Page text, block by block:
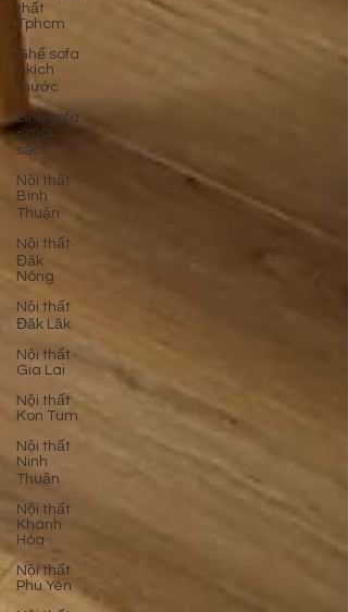
thất
Tphcm
Ghế sofa
- kích
thước
Ghế sofa
- màu
sắc
Nội thất
Bình
Thuận
Nội thất
Đăk
Nông
Nội thất
Đăk Lăk
Nội thất
Gia Lai
Nội thất
Kon Tum
Nội thất
Ninh
Thuận
Nội thất
Khánh
Hòa
Nội thất
Phú Yên